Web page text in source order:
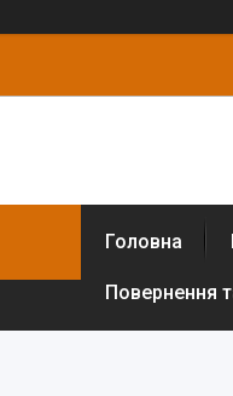
Головна
Повернення